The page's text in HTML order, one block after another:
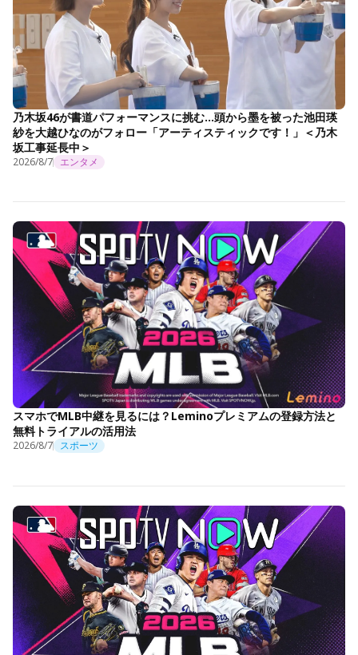
乃木坂46が書道パフォーマンスに挑む…頭から墨を被った池田瑛
紗を大越ひなのがフォロー「アーティスティックです！」＜乃木
坂工事延長中＞
2026/8/7 エンタメ
スマホでMLB中継を見るには？Leminoプレミアムの登録方法と
無料トライアルの活用法
2026/8/7 スポーツ